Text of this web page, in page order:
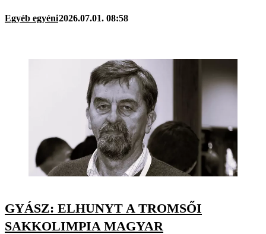
Egyéb egyéni2026.07.01. 08:58
GYÁSZ: ELHUNYT A TROMSŐI
SAKKOLIMPIA MAGYAR